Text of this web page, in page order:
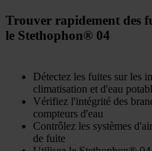
Trouver rapidement des
le Stethophon® 04
Détectez les fuites sur les
climatisation et d'eau
Vérifiez l'intégrité des
compteurs d'eau
Contrôlez les systèmes
de fuite